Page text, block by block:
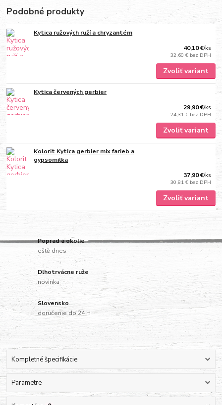
Podobné produkty
Kytica ružových ruží a chryzantém
40,10 €/ks
32,60 € bez DPH
Zvoliť variant
Kytica červených gerbier
29,90 €/ks
24,31 € bez DPH
Zvoliť variant
Kolorit Kytica gerbier mix farieb a
gypsomilka
37,90 €/ks
30,81 € bez DPH
Zvoliť variant
Poprad a okolie
eště dnes
Dlhotrvácne ruže
novinka
Slovensko
doručenie do 24 H
Kompletné špecifikácie
Parametre